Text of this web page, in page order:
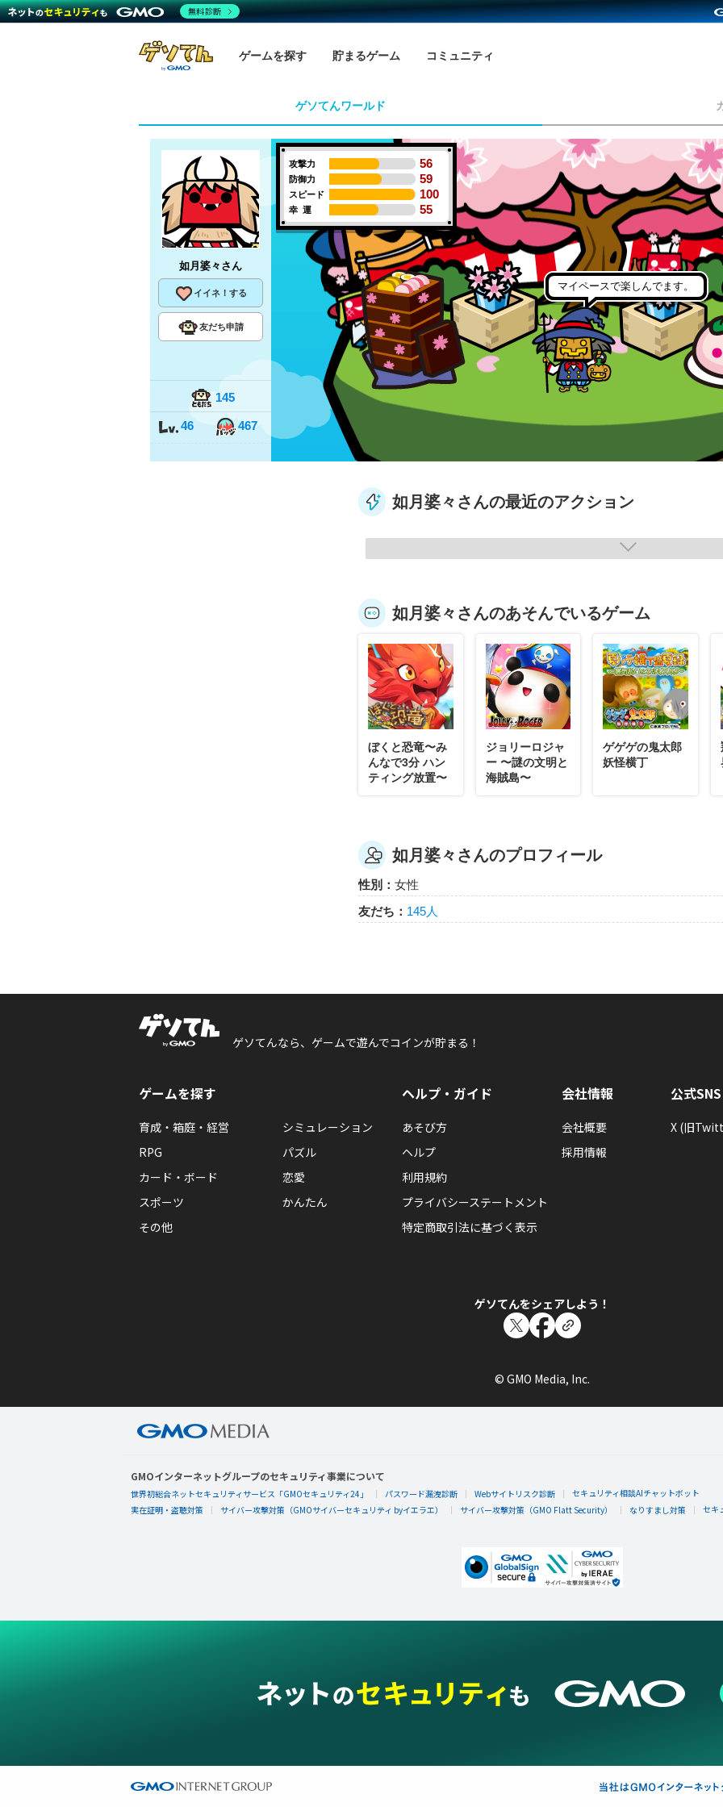
ゲームを探す 貯まるゲーム コミュニティ
ゲソてんワールド
如月婆々 さん
イイネ！する
友だち申請
145
46 467
攻撃力 56
防御力 59
スピード 100
幸 運 55
マイペースで楽しんでます。
如月婆々さんの最近のアクション
如月婆々さんのあそんでいるゲーム
ぼくと恐竜〜み
んなで3分 ハン
ティング放置〜
ジョリーロジャ
ー 〜謎の文明と
海賊島〜
ゲゲゲの鬼太郎
妖怪横丁
如月婆々さんのプロフィール
性別： 女性
友だち： 145人
ゲソてんなら、ゲームで遊んでコインが貯まる！
ゲームを探す
育成・箱庭・経営
シミュレーション
RPG
パズル
カード・ボード
恋愛
スポーツ
かんたん
その他
ヘルプ・ガイド
あそび方
ヘルプ
利用規約
プライバシーステートメント
特定商取引法に基づく表示
会社情報
会社概要
採用情報
公式SNS
X (旧
ゲソてんをシェアしよう！
© GMO Media, Inc.
GMOインターネットグループのセキュリティ事業について
世界初総合ネットセキュリティサービス「GMOセキュリティ24」 パスワード漏洩診断 Webサイトリスク診断
セキュリティ相談AIチャットボット
実在証明・盗聴対策
サイバー攻撃対策（GMOサイバーセキュリティ byイエラエ） サイバー攻撃対策（GMO Flatt Security） なりすまし対策 セキ
無料診断